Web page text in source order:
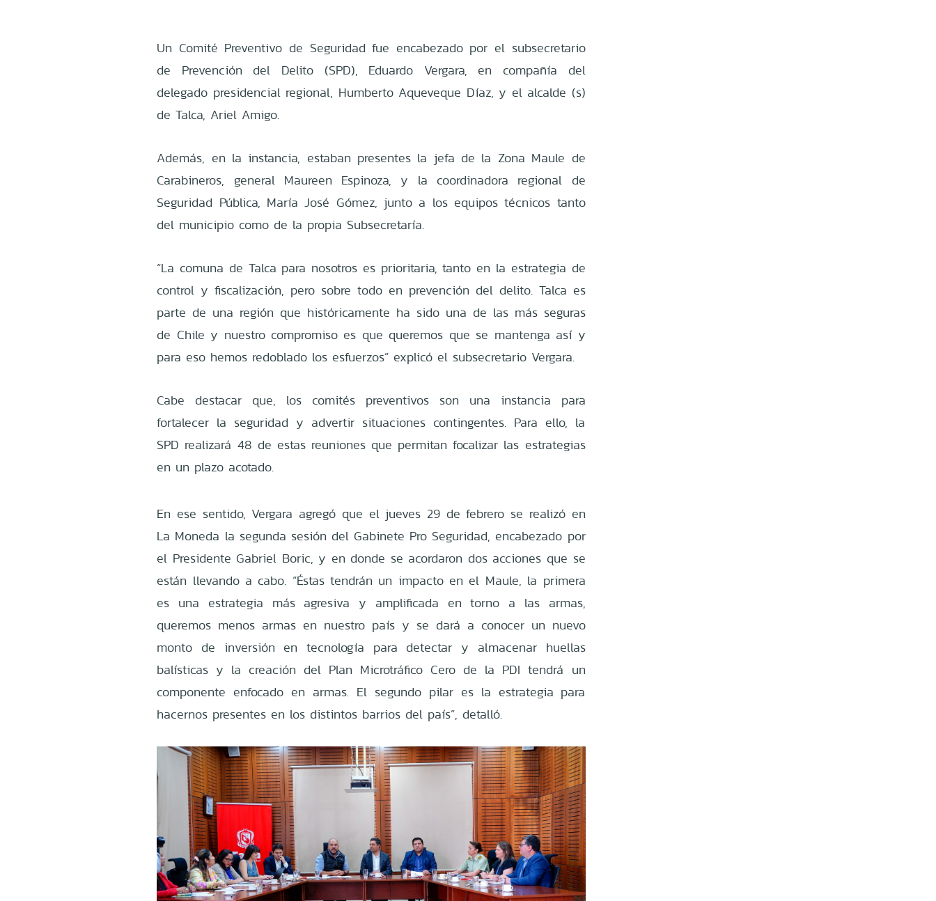
Un Comité Preventivo de Seguridad fue encabezado por el subsecretario
de Prevención del Delito (SPD), Eduardo Vergara, en compañía del
delegado presidencial regional, Humberto Aqueveque Díaz, y el alcalde (s)
de Talca, Ariel Amigo.
Además, en la instancia, estaban presentes la jefa de la Zona Maule de
Carabineros, general Maureen Espinoza, y la coordinadora regional de
Seguridad Pública, María José Gómez, junto a los equipos técnicos tanto
del municipio como de la propia Subsecretaría.
“La comuna de Talca para nosotros es prioritaria, tanto en la estrategia de
control y fiscalización, pero sobre todo en prevención del delito. Talca es
parte de una región que históricamente ha sido una de las más seguras
de Chile y nuestro compromiso es que queremos que se mantenga así y
para eso hemos redoblado los esfuerzos” explicó el subsecretario Vergara.
Cabe destacar que, los comités preventivos son una instancia para
fortalecer la seguridad y advertir situaciones contingentes. Para ello, la
SPD realizará 48 de estas reuniones que permitan focalizar las estrategias
en un plazo acotado.
En ese sentido, Vergara agregó que el jueves 29 de febrero se realizó en
La Moneda la segunda sesión del Gabinete Pro Seguridad, encabezado por
el Presidente Gabriel Boric, y en donde se acordaron dos acciones que se
están llevando a cabo. “Éstas tendrán un impacto en el Maule, la primera
es una estrategia más agresiva y amplificada en torno a las armas,
queremos menos armas en nuestro país y se dará a conocer un nuevo
monto de inversión en tecnología para detectar y almacenar huellas
balísticas y la creación del Plan Microtráfico Cero de la PDI tendrá un
componente enfocado en armas. El segundo pilar es la estrategia para
hacernos presentes en los distintos barrios del país”, detalló.